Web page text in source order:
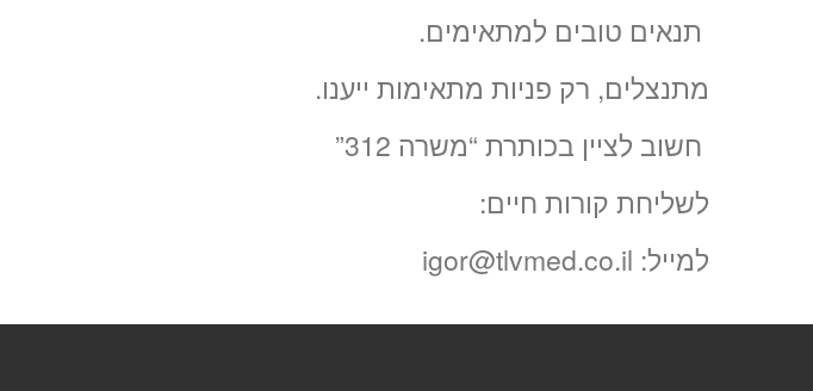
תנאים טובים למתאימים.
מתנצלים, רק פניות מתאימות ייענו.
חשוב לציין בכותרת “משרה 312”
לשליחת קורות חיים:
למייל: igor@tlvmed.co.il